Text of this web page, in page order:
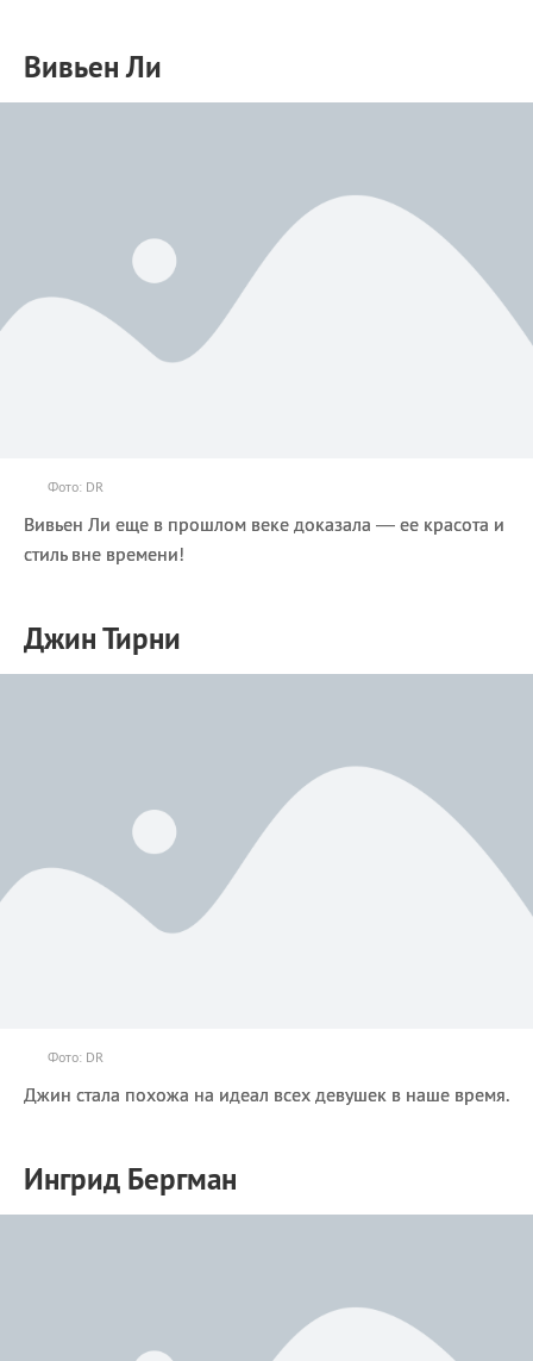
Вивьен Ли
Фото: DR
Вивьен Ли еще в прошлом веке доказала — ее красота и
стиль вне времени!
Джин Тирни
Фото: DR
Джин стала похожа на идеал всех девушек в наше время.
Ингрид Бергман